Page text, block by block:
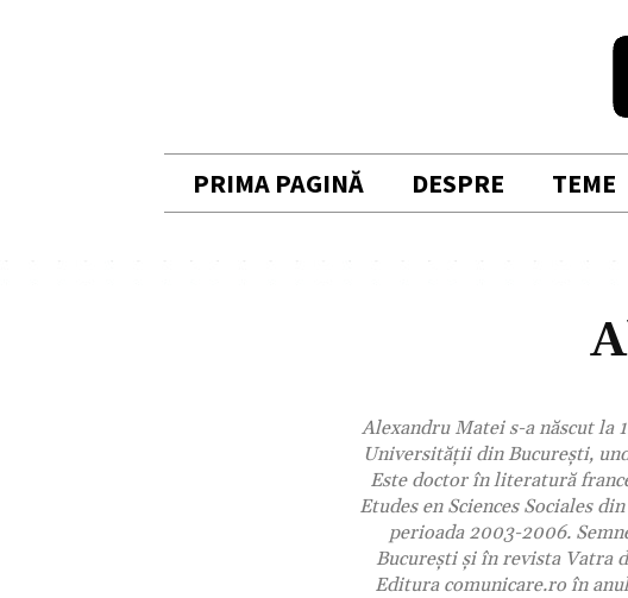
PRIMA PAGINĂ DESPRE TEME
Alexandru Matei s-a născut la
Universităţii din Bucureşti,
Este doctor în literatură
Etudes en Sciences Sociales
perioada 2003-2006.
Bucureşti şi în revista Vatra
Editura comunicare.ro în